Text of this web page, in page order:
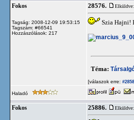
Fokos
Tagság: 2008-12-09 19:53:15
Tagszám: #66541
Hozzászólások: 217
28576.
Szia Hajni!
Téma:
[válaszok erre:
Haladó
Fokos 25886.